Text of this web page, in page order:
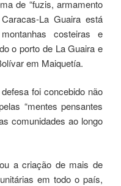
de “fuzis, armamento
La Guaira está
costeiras e
o porto de La Guaira e
em Maiquetía.
foi concebido não
“mentes pensantes
comunidades ao longo
a criação de mais de
em todo o país,